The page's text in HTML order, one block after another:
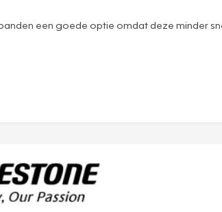
een goede optie omdat deze minder